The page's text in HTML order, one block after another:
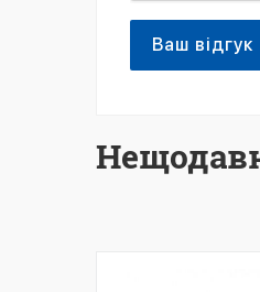
Ваш відгук